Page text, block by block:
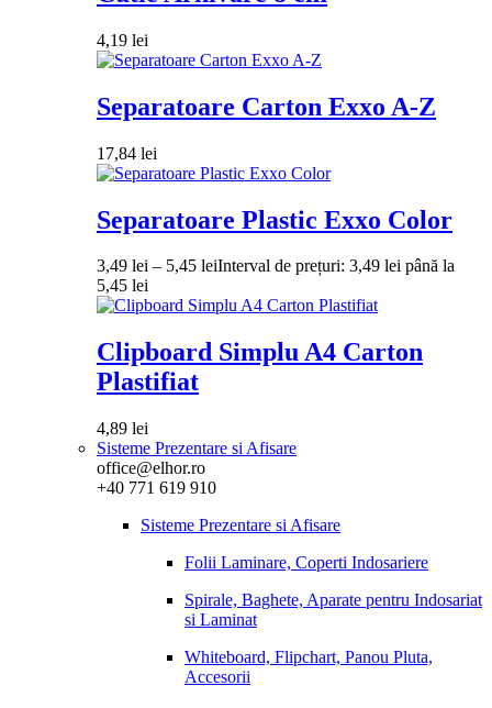
4,19 lei
Separatoare Carton Exxo A-Z
17,84 lei
Separatoare Plastic Exxo Color
3,49 lei – 5,45 leiInterval de prețuri: 3,49 lei până la
5,45 lei
Clipboard Simplu A4 Carton
Plastifiat
4,89 lei
Sisteme Prezentare si Afisare
office@elhor.ro
+40 771 619 910
Sisteme Prezentare si Afisare
Folii Laminare, Coperti Indosariere
Spirale, Baghete, Aparate pentru Indosariat
si Laminat
Whiteboard, Flipchart, Panou Pluta,
Accesorii